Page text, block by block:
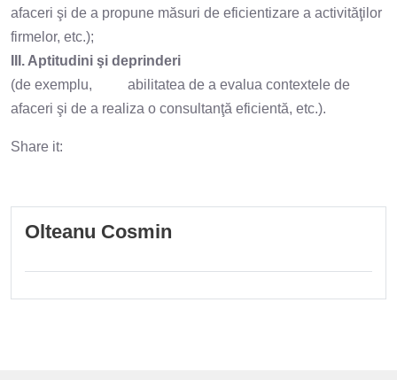
afaceri şi de a propune măsuri de eficientizare a activităţilor
firmelor, etc.);
III. Aptitudini şi deprinderi
(de exemplu, abilitatea de a evalua contextele de
afaceri şi de a realiza o consultanţă eficientă, etc.).
Share it:
Olteanu Cosmin